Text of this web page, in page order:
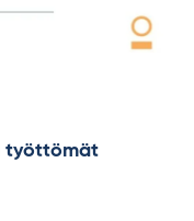
työt­tö­mät